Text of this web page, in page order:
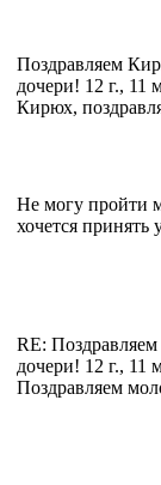
Поздравляем
дочери! 12 г., 11
Кирюх,
Не могу пройти
хочется принять
RE:
дочери! 12 г., 11
Поздравляем